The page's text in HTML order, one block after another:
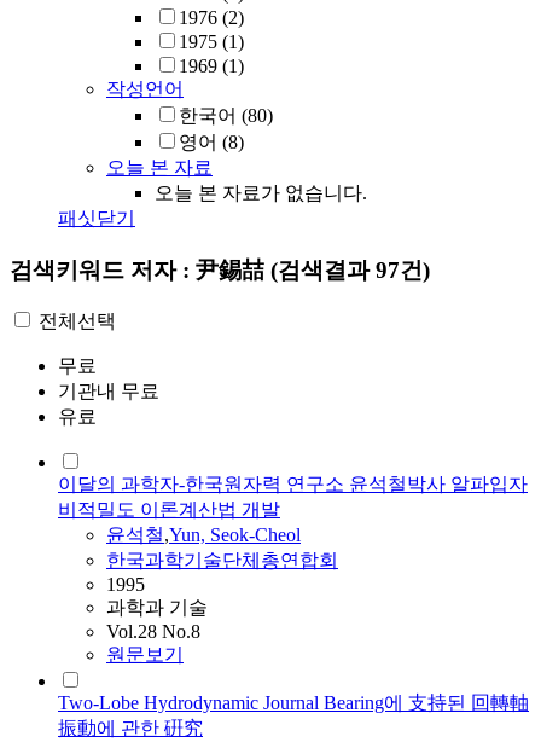
1976 (2)
1975 (1)
1969 (1)
작성언어
한국어 (80)
영어 (8)
오늘 본 자료
오늘 본 자료가 없습니다.
패싯닫기
검색키워드 저자 : 尹錫喆 (검색결과 97건)
전체선택
무료
기관내 무료
유료
이달의 과학자-한국원자력 연구소 윤석철박사 알파입자
비적밀도 이론계산법 개발
윤석철,Yun, Seok-Cheol
한국과학기술단체총연합회
1995
과학과 기술
Vol.28 No.8
원문보기
Two-Lobe Hydrodynamic Journal Bearing에 支持된 回轉軸
振動에 관한 硏究